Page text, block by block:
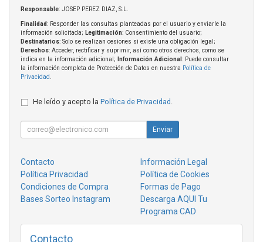
Responsable: JOSEP PEREZ DIAZ, S.L.
Finalidad: Responder las consultas planteadas por el usuario y enviarle la
información solicitada; Legitimación: Consentimiento del usuario;
Destinatarios: Solo se realizan cesiones si existe una obligación legal;
Derechos: Acceder, rectificar y suprimir, así como otros derechos, como se
indica en la información adicional;
Información Adicional : Puede consultar
la información completa de Protección de Datos en nuestra Política de
Privacidad
He leído y acepto la Política de Privacidad
Enviar
Contacto
Información Legal
Política Privacidad
Política de Cookies
Condiciones de Compra
Formas de Pago
Bases Sorteo Instagram
Descarga AQUI Tu
Programa CAD
Contacto